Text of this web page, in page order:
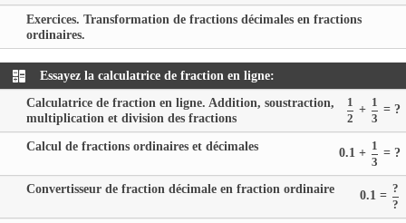
Exercices. Transformation de fractions décimales en fractions
ordinaires.
Essayez la calculatrice de fraction en ligne:
1
2
+ 1
3
= ?
Calculatrice de fraction en ligne. Addition, soustraction,
multiplication et division des fractions
0.1 + 1
3
= ?
Calcul de fractions ordinaires et décimales
0.1 = ?
?
Convertisseur de fraction décimale en fraction ordinaire